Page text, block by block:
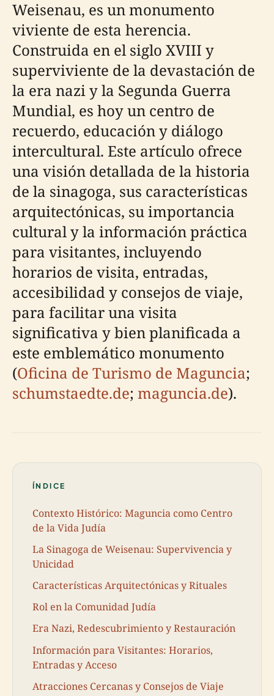
Weisenau, es un monumento
viviente de esta herencia.
Construida en el siglo XVIII y
superviviente de la devastación de
la era nazi y la Segunda Guerra
Mundial, es hoy un centro de
recuerdo, educación y diálogo
intercultural. Este artículo ofrece
una visión detallada de la historia
de la sinagoga, sus características
arquitectónicas, su importancia
cultural y la información práctica
para visitantes, incluyendo
horarios de visita, entradas,
accesibilidad y consejos de viaje,
para facilitar una visita
significativa y bien planificada a
este emblemático monumento
(Oficina de Turismo de Maguncia;
schumstaedte.de; maguncia.de).
ÍNDICE
Contexto Histórico: Maguncia como Centro
de la Vida Judía
La Sinagoga de Weisenau: Supervivencia y
Unicidad
Características Arquitectónicas y Rituales
Rol en la Comunidad Judía
Era Nazi, Redescubrimiento y Restauración
Información para Visitantes: Horarios,
Entradas y Acceso
Atracciones Cercanas y Consejos de Viaje